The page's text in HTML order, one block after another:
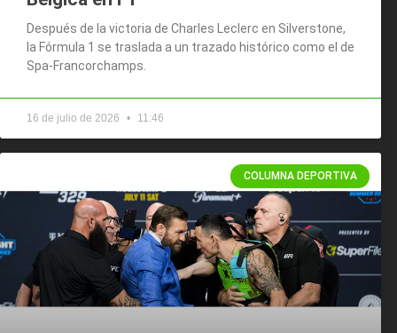
Después de la victoria de Charles Leclerc en Silverstone,
la Fórmula 1 se traslada a un trazado histórico como el de
Spa-Francorchamps.
16 de julio de 2026 11:46
COLUMNA DEPORTIVA